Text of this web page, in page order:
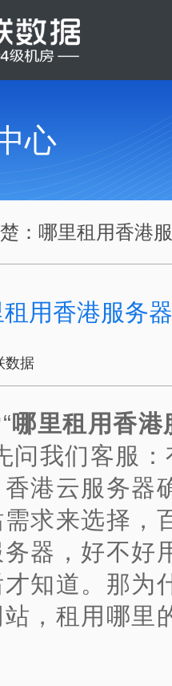
心
：哪里租用香港
用香港服务
数据
哪里租用香港
问我们客服
港云服务器
求来选择，
器，好不好
知道。那为
，租用哪里